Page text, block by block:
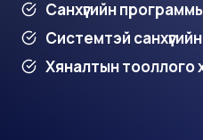
Санхүүгийн
Системтэй
Хяналтын тооллого